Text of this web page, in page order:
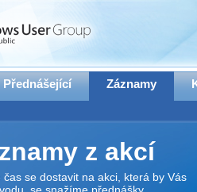
Přednášející Záznamy
z akcí
se dostavit na akci, která by Vás